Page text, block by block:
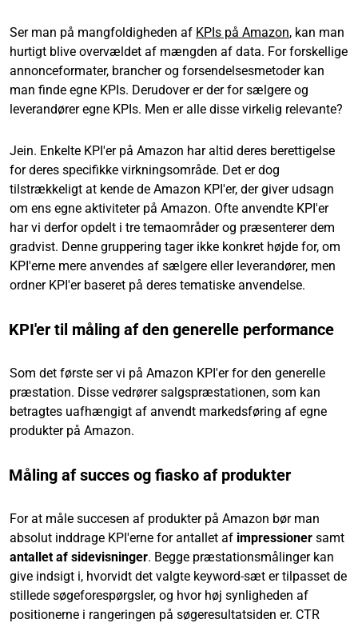
Ser man på mangfoldigheden af KPIs på Amazon, kan man
hurtigt blive overvældet af mængden af data. For forskellige
annonceformater, brancher og forsendelsesmetoder kan
man finde egne KPIs. Derudover er der for sælgere og
leverandører egne KPIs. Men er alle disse virkelig relevante?
Jein. Enkelte KPI'er på Amazon har altid deres berettigelse
for deres specifikke virkningsområde. Det er dog
tilstrækkeligt at kende de Amazon KPI'er, der giver udsagn
om ens egne aktiviteter på Amazon. Ofte anvendte KPI'er
har vi derfor opdelt i tre temaområder og præsenterer dem
gradvist. Denne gruppering tager ikke konkret højde for, om
KPI'erne mere anvendes af sælgere eller leverandører, men
ordner KPI'er baseret på deres tematiske anvendelse.
KPI'er til måling af den generelle performance
Som det første ser vi på Amazon KPI'er for den generelle
præstation. Disse vedrører salgspræstationen, som kan
betragtes uafhængigt af anvendt markedsføring af egne
produkter på Amazon.
Måling af succes og fiasko af produkter
For at måle succesen af produkter på Amazon bør man
absolut inddrage KPI'erne for antallet af impressioner samt
antallet af sidevisninger. Begge præstationsmålinger kan
give indsigt i, hvorvidt det valgte keyword-sæt er tilpasset de
stillede søgeforespørgsler, og hvor høj synligheden af
positionerne i rangeringen på søgeresultatsiden er. CTR